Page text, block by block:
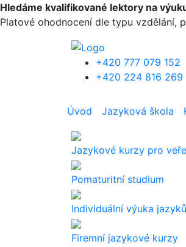
Přejít k hlavnímu obsahu
Hledáme kvalifikované lektory na
Platové ohodnocení dle typu vzdělání,
+420 777 079 152
+420 224 816 269
Úvod Jazyková škola
Jazykové kurzy pro
Pomaturitní studium
Individuální výuka jazyků
Firemní jazykové kurzy